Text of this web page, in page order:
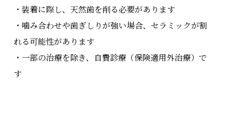
・装着に際し、天然歯を削る必要があります
・噛み合わせや歯ぎしりが強い場合、セラミックが割
れる可能性があります
・一部の治療を除き、自費診療（保険適用外治療）で
す